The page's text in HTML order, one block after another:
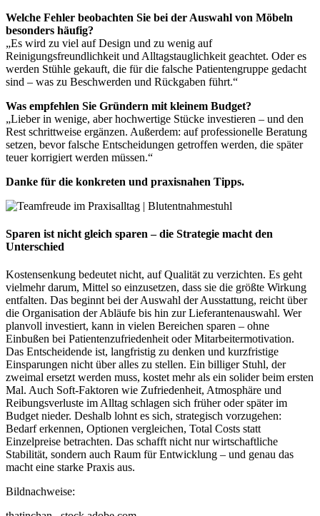
Welche Fehler beobachten Sie bei der Auswahl von Möbeln
besonders häufig?
„Es wird zu viel auf Design und zu wenig auf
Reinigungsfreundlichkeit und Alltagstauglichkeit geachtet. Oder es
werden Stühle gekauft, die für die falsche Patientengruppe gedacht
sind – was zu Beschwerden und Rückgaben führt.“
Was empfehlen Sie Gründern mit kleinem Budget?
„Lieber in wenige, aber hochwertige Stücke investieren – und den
Rest schrittweise ergänzen. Außerdem: auf professionelle Beratung
setzen, bevor falsche Entscheidungen getroffen werden, die später
teuer korrigiert werden müssen.“
Danke für die konkreten und praxisnahen Tipps.
Sparen ist nicht gleich sparen – die Strategie macht den
Unterschied
Kostensenkung bedeutet nicht, auf Qualität zu verzichten. Es geht
vielmehr darum, Mittel so einzusetzen, dass sie die größte Wirkung
entfalten. Das beginnt bei der Auswahl der Ausstattung, reicht über
die Organisation der Abläufe bis hin zur Lieferantenauswahl. Wer
planvoll investiert, kann in vielen Bereichen sparen – ohne
Einbußen bei Patientenzufriedenheit oder Mitarbeitermotivation.
Das Entscheidende ist, langfristig zu denken und kurzfristige
Einsparungen nicht über alles zu stellen. Ein billiger Stuhl, der
zweimal ersetzt werden muss, kostet mehr als ein solider beim ersten
Mal. Auch Soft-Faktoren wie Zufriedenheit, Atmosphäre und
Reibungsverluste im Alltag schlagen sich früher oder später im
Budget nieder. Deshalb lohnt es sich, strategisch vorzugehen:
Bedarf erkennen, Optionen vergleichen, Total Costs statt
Einzelpreise betrachten. Das schafft nicht nur wirtschaftliche
Stabilität, sondern auch Raum für Entwicklung – und genau das
macht eine starke Praxis aus.
Bildnachweise: